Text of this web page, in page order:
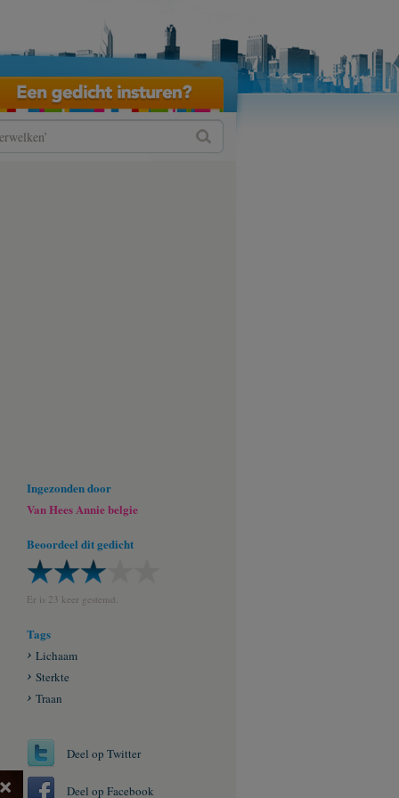
Ingezonden door
Van Hees Annie belgie
Beoordeel dit gedicht
Er is 23 keer gestemd.
Tags
Lichaam
Sterkte
Traan
Deel op Twitter
Deel op Facebook